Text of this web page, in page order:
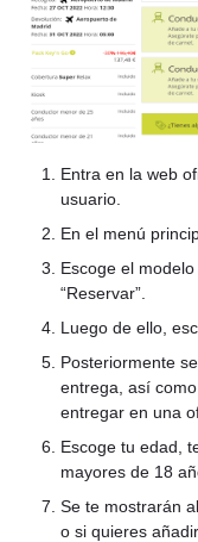
Entra en la web
usuario.
En el menú
Escoge el
“Reservar”.
Luego de ello,
Posteriormente
entrega, así
entregar en una
Escoge tu edad,
mayores de 18
Se te mostrarán
o si quieres